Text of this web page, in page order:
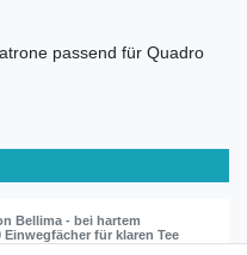
passend für Quadro
Bellima - bei hartem
Einwegfächer für klaren Tee